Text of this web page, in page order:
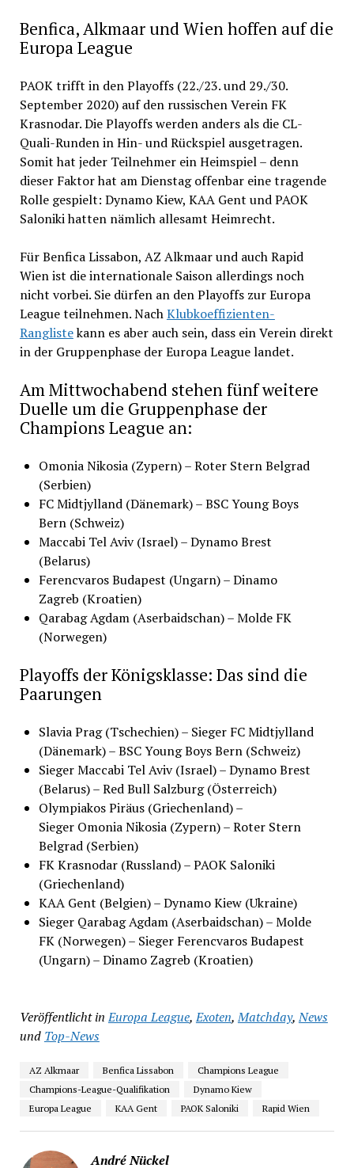
Benfica, Alkmaar und Wien hoffen auf die
Europa League
PAOK trifft in den Playoffs (22./23. und 29./30.
September 2020) auf den russischen Verein FK
Krasnodar. Die Playoffs werden anders als die CL-
Quali-Runden in Hin- und Rückspiel ausgetragen.
Somit hat jeder Teilnehmer ein Heimspiel – denn
dieser Faktor hat am Dienstag offenbar eine tragende
Rolle gespielt: Dynamo Kiew, KAA Gent und PAOK
Saloniki hatten nämlich allesamt Heimrecht.
Für Benfica Lissabon, AZ Alkmaar und auch Rapid
Wien ist die internationale Saison allerdings noch
nicht vorbei. Sie dürfen an den Playoffs zur Europa
League teilnehmen. NachKlubkoeffizienten-
Ranglistekann es aber auch sein, dass ein Verein direkt
in der Gruppenphase der Europa League landet.
Am Mittwochabend stehen fünf weitere
Duelle um die Gruppenphase der
Champions League an:
Omonia Nikosia (Zypern) – Roter Stern Belgrad
(Serbien)
FC Midtjylland (Dänemark) – BSC Young Boys
Bern (Schweiz)
Maccabi Tel Aviv (Israel) – Dynamo Brest
(Belarus)
Ferencvaros Budapest (Ungarn) – Dinamo
Zagreb (Kroatien)
Qarabag Agdam (Aserbaidschan) – Molde FK
(Norwegen)
Playoffs der Königsklasse: Das sind die
Paarungen
Slavia Prag (Tschechien) – Sieger FC Midtjylland
(Dänemark) – BSC Young Boys Bern (Schweiz)
Sieger Maccabi Tel Aviv (Israel) – Dynamo Brest
(Belarus) – Red Bull Salzburg (Österreich)
Olympiakos Piräus (Griechenland) –
Sieger Omonia Nikosia (Zypern) – Roter Stern
Belgrad (Serbien)
FK Krasnodar (Russland) – PAOK Saloniki
(Griechenland)
KAA Gent (Belgien) – Dynamo Kiew (Ukraine)
Sieger Qarabag Agdam (Aserbaidschan) – Molde
FK (Norwegen) – Sieger Ferencvaros Budapest
(Ungarn) – Dinamo Zagreb (Kroatien)
Veröffentlicht in Europa League,Exoten,Matchday,News
und Top-News
AZ Alkmaar Benfica Lissabon
Champions League
Champions-League-Qualifikation
Dynamo Kiew
Europa League
KAA Gent PAOK Saloniki Rapid Wien
André Nückel